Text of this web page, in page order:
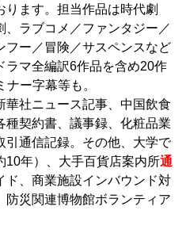
ります。担当作品は時代劇
、ラブコメ／ファンタジー／
フー／冒険／サスペンスなど
ラマ全編訳6作品を含め20作
ー字幕等も。
華社ニュース記事、中国飲食
種契約書、議事録、化粧品業
引通信記録。その他、大学で
10年）、大手百貨店案内所通
ド、商業施設インバウンド対
防災関連博物館ボランティア